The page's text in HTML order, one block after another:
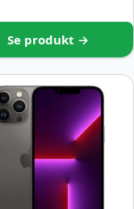
Se produkt →